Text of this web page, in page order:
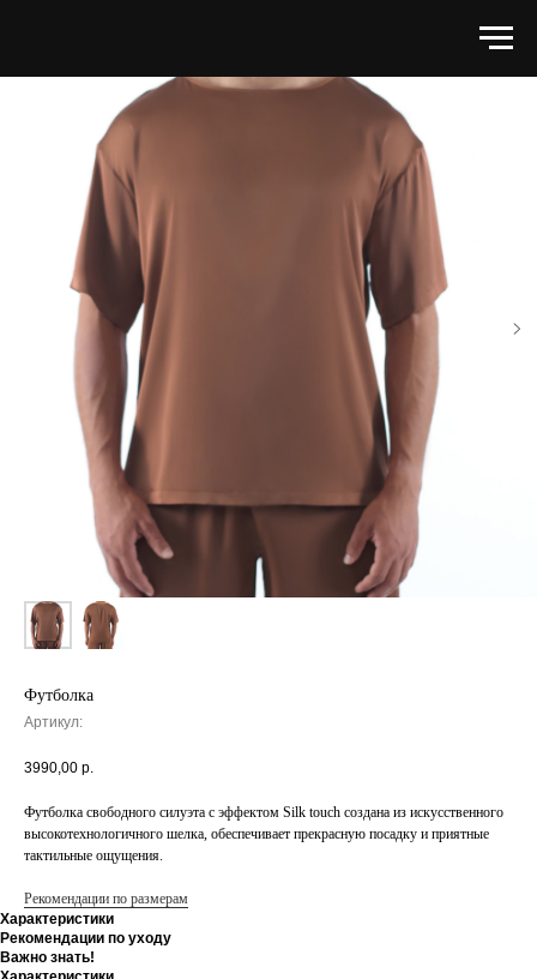
Футболка
Артикул:
3990,00 р.
Футболка свободного силуэта с эффектом Silk touch создана из искусственного
высокотехнологичного шелка, обеспечивает прекрасную посадку и приятные
тактильные ощущения.
Рекомендации по размерам
Характеристики
Рекомендации по уходу
Важно знать!